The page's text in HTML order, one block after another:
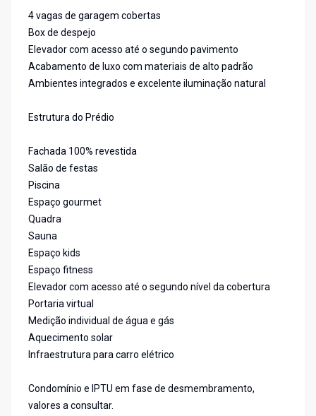
4 vagas de garagem cobertas
Box de despejo
Elevador com acesso até o segundo pavimento
Acabamento de luxo com materiais de alto padrão
Ambientes integrados e excelente iluminação natural
Estrutura do Prédio
Fachada 100% revestida
Salão de festas
Piscina
Espaço gourmet
Quadra
Sauna
Espaço kids
Espaço fitness
Elevador com acesso até o segundo nível da cobertura
Portaria virtual
Medição individual de água e gás
Aquecimento solar
Infraestrutura para carro elétrico
Condomínio e IPTU em fase de desmembramento,
valores a consultar.